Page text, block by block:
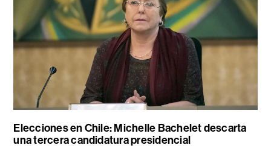
Elecciones en Chile: Michelle Bachelet descarta
una tercera candidatura presidencial